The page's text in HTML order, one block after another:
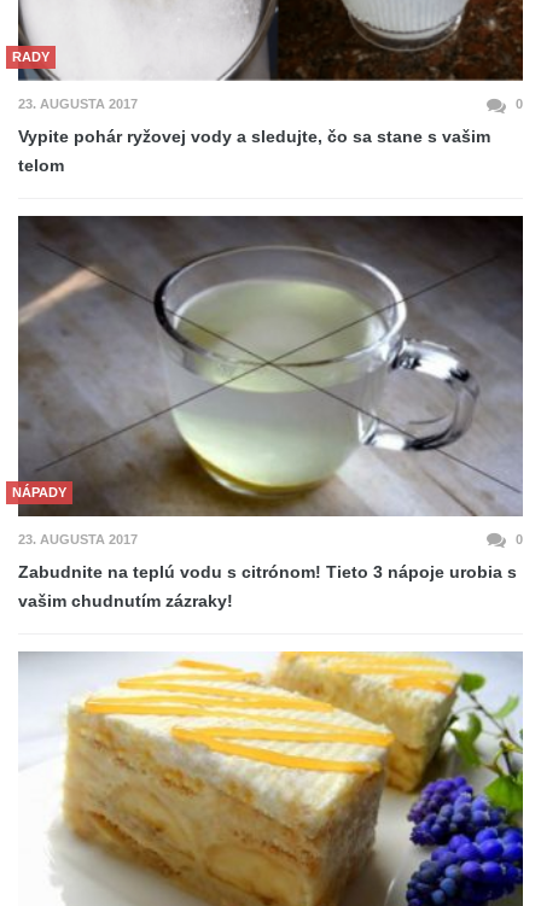
RADY
23. AUGUSTA 2017 0
Vypite pohár ryžovej vody a sledujte, čo sa stane s vašim
telom
NÁPADY
23. AUGUSTA 2017 0
Zabudnite na teplú vodu s citrónom! Tieto 3 nápoje urobia s
vašim chudnutím zázraky!